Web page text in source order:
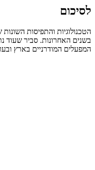
לסיכום
הטכנולוגיות והתפיסות
בשנים האחרונות. סביר שעוד
המפעלים המודרניים בארץ